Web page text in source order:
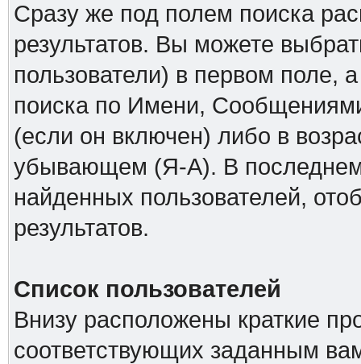
Сразу же под полем поиска
результатов. Вы можете
пользователи) в первом поле,
поиска по Имени,
(если он включен) либо в
убывающем (Я-А). В последнем
найденных пользователей,
результатов.
Список пользователей
Внизу расположены краткие
соответствующих заданным